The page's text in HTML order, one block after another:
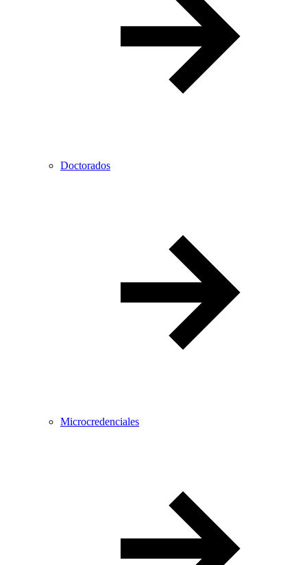
Doctorados
Microcredenciales